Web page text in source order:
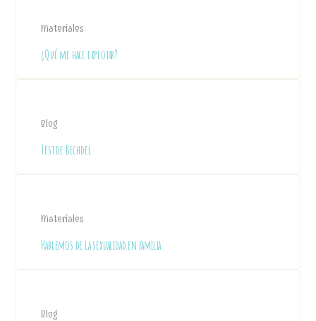
Materiales
¿Qué me hace explotar?
Blog
Test de Bechdel
Materiales
Hablemos de la sexualidad en familia
Blog